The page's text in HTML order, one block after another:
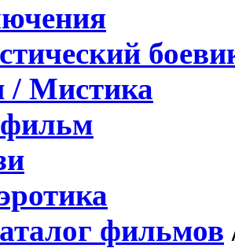
/ Мистика
фильмов